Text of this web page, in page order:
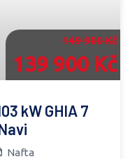
149 900 Kč
139 900 Kč
kW GHIA 7
Nafta